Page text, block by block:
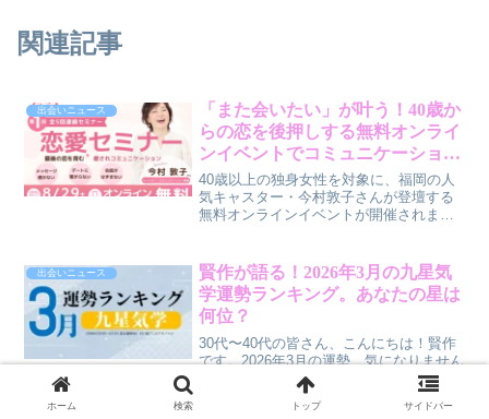
関連記事
出会いニュース
「また会いたい」が叶う！40歳か
らの恋を後押しする無料オンライ
ンイベントでコミュニケーション
力を磨きませんか？
40歳以上の独身女性を対象に、福岡の人
気キャスター・今村敦子さんが登壇する
無料オンラインイベントが開催されま
われるコミュニケーション術を全5回シリ
ーズで伝授。オンラインなので全国どこ
からでも参加可能です。
出会いニュース
賢作が語る！2026年3月の九星気
学運勢ランキング。あなたの星は
何位？
30代〜40代の皆さん、こんにちは！賢作
です。2026年3月の運勢、気になりません
か？今回は、占いメディアziredが発表し
た九星気学の運勢ランキングを、私なり
の視点も交えながらお伝えします。果た
ホーム 検索 トップ サイドバー